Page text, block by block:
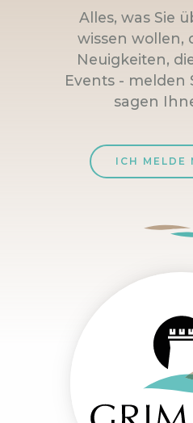
Alles, was Sie
wissen wollen,
Neuigkeiten,
Events - melden
sagen
ICH MELDE